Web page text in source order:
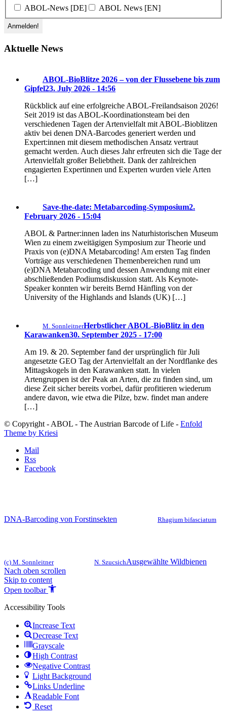
ABOL-News [DE]
ABOL News [EN]
Aktuelle News
ABOL-BioBlitze 2026 – von der Flussebene bis zum
Gipfel23. July 2026 - 14:56
Rückblick auf eine erfolgreiche ABOL-Freilandsaison 2026!
Seit 2019 ist das ABOL-Koordinationsteam bei den
verschiedenen Tagen der Artenvielfalt mit ABOL-Bioblitzen
aktiv bei denen DNA-Barcodes generiert werden und
Expert:innen mit diesem methodischen Ansatz vertraut
gemacht werden. Auch dieses Jahr erfreuten sich die Tage der
Artenvielfalt großer Beliebtheit. Dank der zahlreichen
engagierten Expertinnen und Experten wurden viele Arten
[…]
Save-the-date: Metabarcoding-Symposium2.
February 2026 - 15:04
ABOL & Partner:innen laden ins Naturhistorischen Museum
Wien zu einem zweitägigen Symposium zur Theorie und
Praxis von (e)DNA Metabarcoding! Am ersten Tag finden
Vorträge aus verschiedenen Themenbereichen rund um
(e)DNA Metabarcoding und dessen Anwendung mit einer
abschließenden Podiumsdiskussion statt. Als Keynote-
Speaker konnten wir bereits Bernd Hänfling von der
University of the Highlands and Islands (UK) […]
M. SonnleitnerHerbstlicher ABOL-BioBlitz in den
Karawanken30. September 2025 - 17:00
Am 19. & 20. September fand der ursprünglich für Juli
angesetzte GEO Tag der Artenvielfalt an der Nordflanke des
Mittagskogels in den Karawanken statt. In vielen
Artengruppen ist der Peak an Arten, die zu finden sind, um
diese Zeit sicher bereits vorbei, dafür profitieren wiederum
andere davon, wie etwa die Pilze, bzw. findet man andere
[…]
© Copyright - ABOL - The Austrian Barcode of Life - Enfold
Theme by Kriesi
Mail
Rss
Facebook
DNA-Barcoding von Forstinsekten Rhagium bifasciatum
(c) M. Sonnleitner N. SzucsichAusgewählte Wildbienen
Nach oben scrollen
Skip to content
Open toolbar
Accessibility Tools
Increase Text
Decrease Text
Grayscale
High Contrast
Negative Contrast
Light Background
Links Underline
Readable Font
Reset